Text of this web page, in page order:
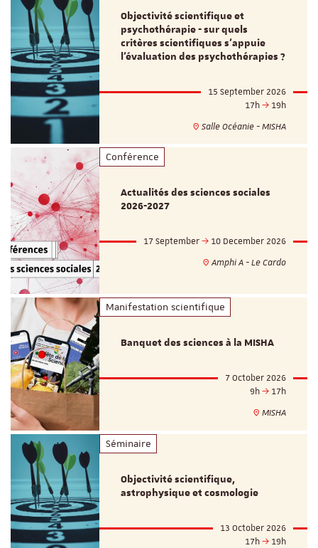
Objectivité scientifique et
psychothérapie - sur quels
critères scientifiques s'appuie
l'évaluation des psychothérapies ?
15 September 2026
17h
19h
Salle Océanie - MISHA
Conférence
Actualités des sciences sociales
2026-2027
17 September
10 December 2026
Amphi A - Le Cardo
Manifestation scientifique
Banquet des sciences à la MISHA
7 October 2026
9h
17h
MISHA
Séminaire
Objectivité scientifique,
astrophysique et cosmologie
13 October 2026
17h
19h